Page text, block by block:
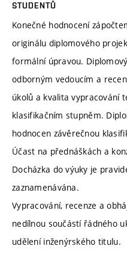
STUDENTŮ
Konečné hodnocení
originálu diplomového
formální úpravou.
odborným vedoucím a
úkolů a kvalita vypracování
klasifikačním stupněm.
hodnocen závěrečnou
Účast na přednáškách a
Docházka do výuky je
zaznamenávána.
Vypracování, recenze a
nedílnou součástí řádného
udělení inženýrského titulu.